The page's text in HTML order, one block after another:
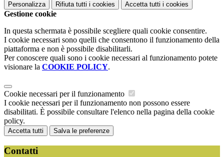
Personalizza Rifiuta tutti i cookies Accetta tutti i cookies
Gestione cookie
In questa schermata è possibile scegliere quali cookie consentire.
I cookie necessari sono quelli che consentono il funzionamento della
piattaforma e non è possibile disabilitarli.
Per conoscere quali sono i cookie necessari al funzionamento potete
visionare la COOKIE POLICY.
Cookie necessari per il funzionamento
I cookie necessari per il funzionamento non possono essere
disabilitati. È possibile consultare l'elenco nella pagina della cookie
policy.
Accetta tutti Salva le preferenze
Contatti